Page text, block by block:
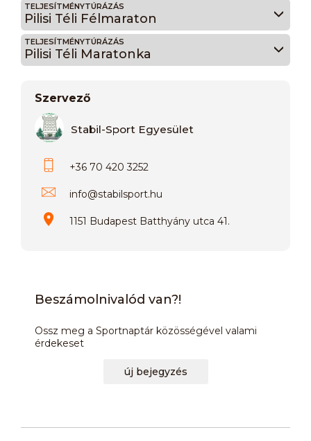
TELJESÍTMÉNYTÚRÁZÁS
Pilisi Téli Félmaraton
TELJESÍTMÉNYTÚRÁZÁS
Pilisi Téli Maratonka
Szervező
Stabil-Sport Egyesület
+36 70 420 3252
info@stabilsport.hu
1151 Budapest Batthyány utca 41.
Beszámolnivalód van?!
Ossz meg a Sportnaptár közösségével valami
érdekeset
új bejegyzés